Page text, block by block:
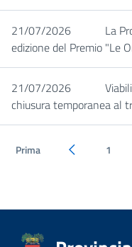
21/07/2026
La
edizione del Premio "Le
21/07/2026
chiusura temporanea al
Prima Pagina 1